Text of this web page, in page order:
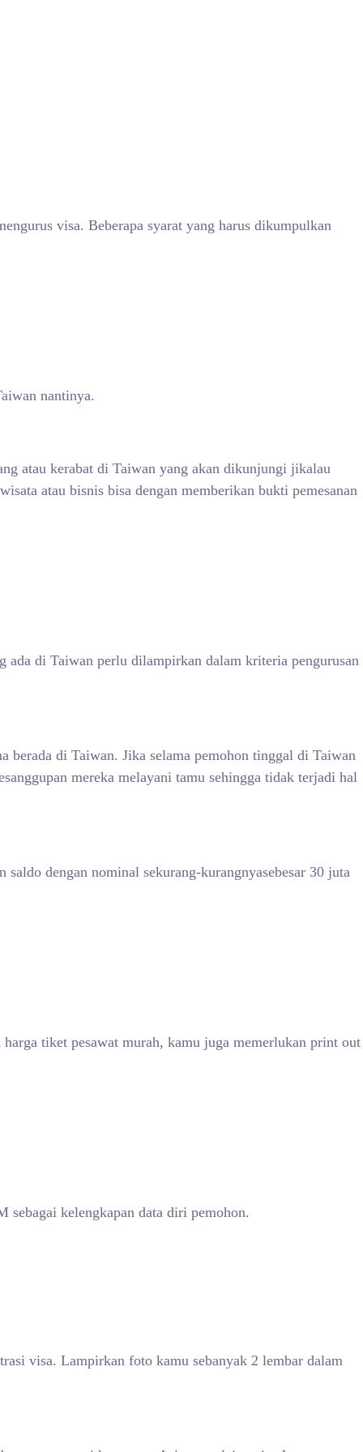
visa. Beberapa syarat yang harus dikumpulkan
nantinya.
atau kerabat di Taiwan yang akan dikunjungi jikalau
atau bisnis bisa dengan memberikan bukti pemesanan
ada di Taiwan perlu dilampirkan dalam kriteria pengurusan
berada di Taiwan. Jika selama pemohon tinggal di Taiwan
mereka melayani tamu sehingga tidak terjadi hal
dengan nominal sekurang-kurangnyasebesar 30 juta
tiket pesawat murah, kamu juga memerlukan print out
kelengkapan data diri pemohon.
visa. Lampirkan foto kamu sebanyak 2 lembar dalam